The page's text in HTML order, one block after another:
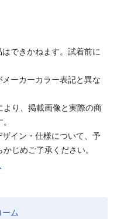
できかねます。試着前に
ーカーカラー表記と異な
り、掲載画像と実際の商
イン・仕様について、予
じめご了承ください。
ーム